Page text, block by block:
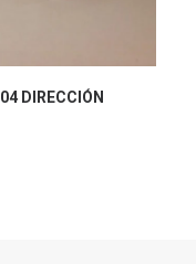
DIRECCIÓN